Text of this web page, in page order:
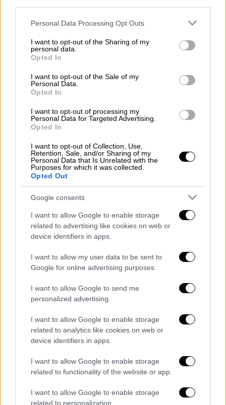
Please note that this website/app uses one or more Google
not limited to your visit or usage behaviour. You may click to
grant or deny consent to Google and its third-party tags to
use your data for below specified purposes in below Google
consent section.
Personal Data Processing Opt Outs
I want to opt-out of the Sharing of my
personal data.
Opted In
I want to opt-out of the Sale of my
Personal Data.
Opted In
I want to opt-out of processing my
Personal Data for Targeted Advertising.
Opted In
I want to opt-out of Collection, Use,
Retention, Sale, and/or Sharing of my
Personal Data that Is Unrelated with the
Purposes for which it was collected.
Opted Out
Google consents
I want to allow Google to enable storage
related to advertising like cookies on web or
device identifiers in apps.
I want to allow my user data to be sent to
Google for online advertising purposes.
I want to allow Google to send me
personalized advertising.
I want to allow Google to enable storage
related to analytics like cookies on web or
device identifiers in apps.
I want to allow Google to enable storage
related to functionality of the website or app.
I want to allow Google to enable storage
related to personalization.
Αττική Οδός: Κλείνει η έξοδος προς
Λαμία - Ποιες ώρες και μέρες
Κόσμος|20.11.2021 07:24
Γιατρός Μπάιντεν: Ο πρόεδρος των
ΗΠΑ είναι ακμαίος και ικανός για να
εκτελέσει τα καθήκοντα του
ανακοίνωσε ότι την πρωτοβουλία για την
τηλεφωνική συνομιλία των δύο υπουργών
είχε η τουρκική πλευρά και ότι κατά τη
διάρκειά της συζητήθηκαν διμερή και
περιφερειακά ζητήματα, όπως η κατάσταση
στα Βαλκάνια και τον Καύκασο, ωστόσο
αναλυτικά συζητήθηκε κι η κατάσταση στην
περιοχή με έμφαση στην Ουκρανία.
Η επιλογή του Κιέβου «για κλιμάκωση της
ενισχυόμενη από τους δυτικούς εταίρους,
απειλεί με επικίνδυνη αποσταθεροποίηση
της κατάστασης», δήλωσε ο Ρώσος
υπουργός Εξωτερικών Σεργκέι Λαβρόφ στον
Τούρκο ομόλογό του, σύμφωνα με σχετική
ανακοίνωση του ρωσικού υπουργείου
Εξωτερικών.